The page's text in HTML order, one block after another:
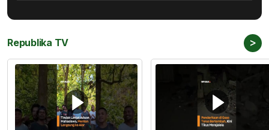
Republika TV >